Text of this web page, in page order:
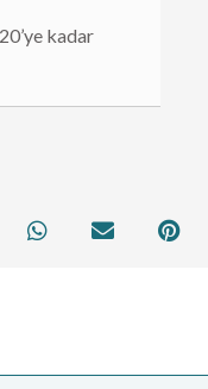
kadar